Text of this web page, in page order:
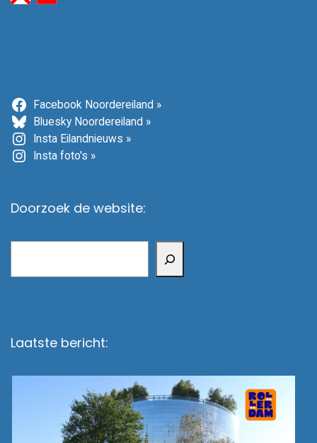
Facebook Noordereiland »
Bluesky Noordereiland »
Insta Eilandnieuws »
Insta foto's »
Doorzoek de website:
Laatste bericht: